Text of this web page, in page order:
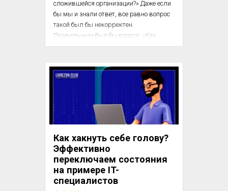
сложившейся организации?» Даже если
бы мы и знали ответ, все равно вопрос
такой был бы некорректен.
Правильным был бы вопрос: «Как
сделать организацию восприимчивой: к
стремящейся к нему и работающей на
него?» Если организация смотрит на
противоречащее естественному ходу
процесса, как на плавание против
течения или как на геройское деяние, оно
Нововведенческие мероприятия
должны, стать неотъемлемой частью
обычной, норм...
Как хакнуть себе голову?
Эффективно
переключаем состояния
на примере IT-
специалистов